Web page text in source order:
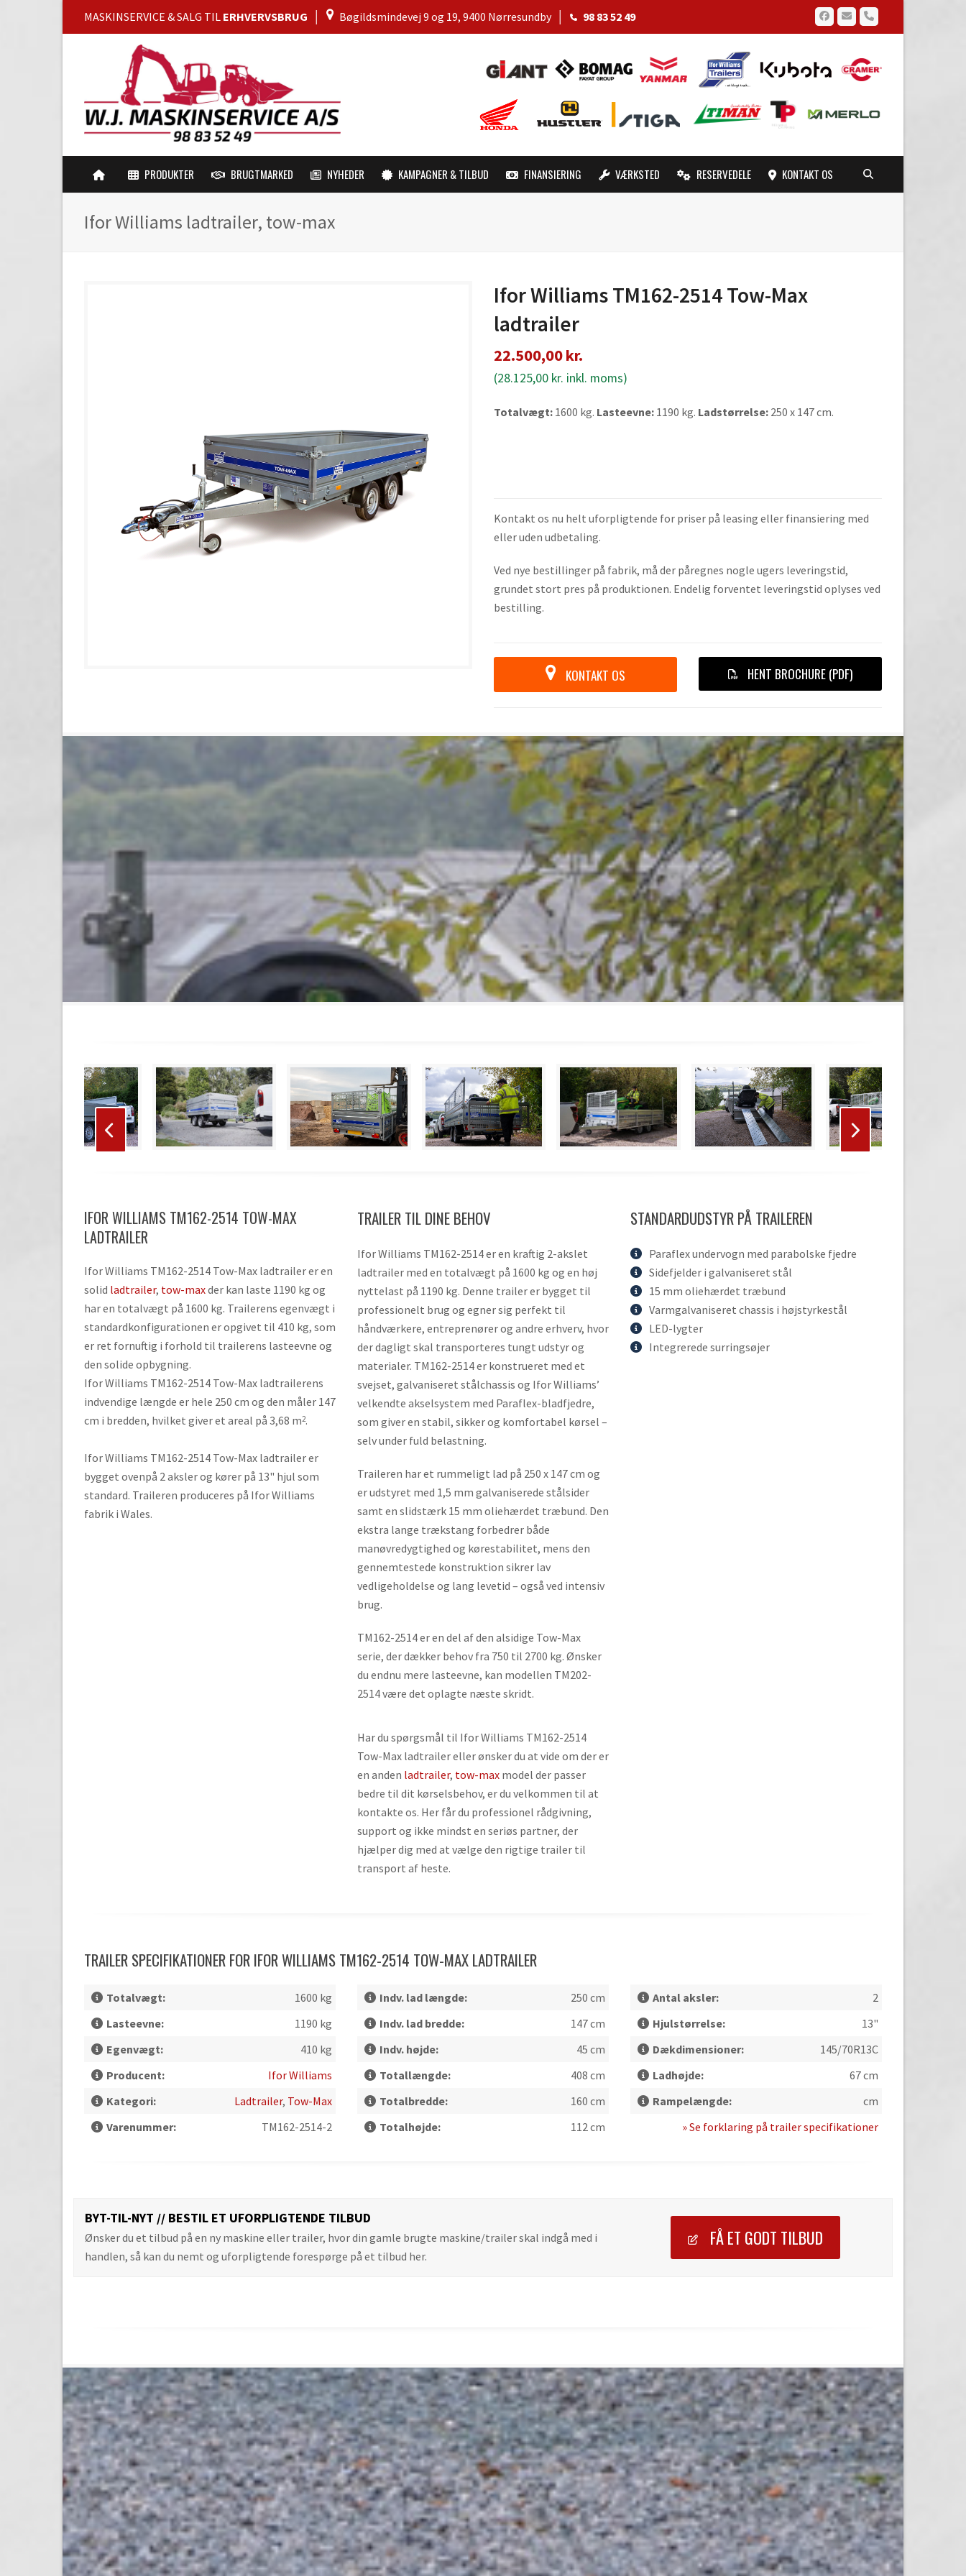
MASKINSERVICE & SALG TIL ERHVERVSBRUG Bøgildsmindevej 9 og 19, 9400 Nørresundby 98 83 52 49 Facebook
EmailPhone
PRODUKTER BRUGTMARKED NYHEDER KAMPAGNER & TILBUD FINANSIERING VÆRKSTED RESERVEDELE KONTAKT OS
Ifor Williams ladtrailer, tow-max
Ifor Williams TM162-2514 Tow-Max
ladtrailer
22.500,00kr.
(28.125,00 kr. inkl. moms)
Totalvægt: 1600 kg. Lasteevne: 1190 kg. Ladstørrelse: 250 x 147 cm.
Kontakt os nu helt uforpligtende for priser på leasing eller finansiering med
eller uden udbetaling.
Ved nye bestillinger på fabrik, må der påregnes nogle ugers leveringstid,
grundet stort pres på produktionen. Endelig forventet leveringstid oplyses ved
bestilling.
KONTAKT OS HENT BROCHURE (PDF)
Use
the
left
and
right
access
the
navigation
buttons
go
to
first
slide
IFOR WILLIAMS TM162-2514 TOW-MAX
LADTRAILER
Ifor Williams TM162-2514 Tow-Max ladtrailer er en
solid ladtrailer, tow-maxder kan laste 1190 kg og
har en totalvægt på 1600 kg. Trailerens egenvægt i
standardkonfigurationen er opgivet til 410 kg, som
er ret fornuftig i forhold til trailerens lasteevne og
den solide opbygning.
Ifor Williams TM162-2514 Tow-Max ladtrailerens
indvendige længde er hele 250 cm og den måler 147
cm i bredden, hvilket giver et areal på 3,68 m2.
Ifor Williams TM162-2514 Tow-Max ladtrailer er
bygget ovenpå 2 aksler og kører på 13" hjul som
standard. Traileren produceres på Ifor Williams
fabrik i Wales.
TRAILER TIL DINE BEHOV
Ifor Williams TM162-2514 er en kraftig 2-akslet
ladtrailer med en totalvægt på 1600 kg og en høj
nyttelast på 1190 kg. Denne trailer er bygget til
professionelt brug og egner sig perfekt til
håndværkere, entreprenører og andre erhverv, hvor
der dagligt skal transporteres tungt udstyr og
materialer. TM162-2514 er konstrueret med et
svejset, galvaniseret stålchassis og Ifor Williams’
velkendte akselsystem med Paraflex-bladfjedre,
som giver en stabil, sikker og komfortabel kørsel –
selv under fuld belastning.
Traileren har et rummeligt lad på 250 x 147 cm og
er udstyret med 1,5 mm galvaniserede stålsider
samt en slidstærk 15 mm oliehærdet træbund. Den
ekstra lange trækstang forbedrer både
manøvredygtighed og kørestabilitet, mens den
gennemtestede konstruktion sikrer lav
vedligeholdelse og lang levetid – også ved intensiv
brug.
TM162-2514 er en del af den alsidige Tow-Max
serie, der dækker behov fra 750 til 2700 kg. Ønsker
du endnu mere lasteevne, kan modellen TM202-
2514 være det oplagte næste skridt.
Har du spørgsmål til Ifor Williams TM162-2514
Tow-Max ladtrailer eller ønsker du at vide om der er
en anden ladtrailer, tow-max model der passer
bedre til dit kørselsbehov, er du velkommen til at
kontakte os. Her får du professionel rådgivning,
support og ikke mindst en seriøs partner, der
hjælper dig med at vælge den rigtige trailer til
transport af heste.
STANDARDUDSTYR PÅ TRAILEREN
Paraflex undervogn med parabolske fjedre
Sidefjelder i galvaniseret stål
15 mm oliehærdet træbund
Varmgalvaniseret chassis i højstyrkestål
LED-lygter
Integrerede surringsøjer
TRAILER SPECIFIKATIONER FOR IFOR WILLIAMS TM162-2514 TOW-MAX LADTRAILER
Totalvægt:
1600 kg
Lasteevne:
1190 kg
Egenvægt:
410 kg
Producent:
Ifor Williams
Kategori:
Ladtrailer, Tow-Max
Varenummer:
TM162-2514-2
Indv. lad længde:
250 cm
Indv. lad bredde:
147 cm
Indv. højde:
45 cm
Totallængde:
408 cm
Totalbredde:
160 cm
Totalhøjde:
112 cm
Antal aksler:
2
Hjulstørrelse:
13"
Dækdimensioner:
145/70R13C
Ladhøjde:
67 cm
Rampelængde:
cm
» Se forklaring på trailer specifikationer
BYT-TIL-NYT // BESTIL ET UFORPLIGTENDE TILBUD
Ønsker du et tilbud på en ny maskine eller trailer, hvor din gamle brugte maskine/trailer skal indgå med i
handlen, så kan du nemt og uforpligtende forespørge på et tilbud her.
FÅ ET GODT TILBUD